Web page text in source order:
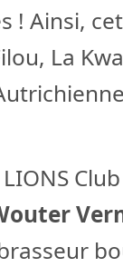
! Ainsi,
La